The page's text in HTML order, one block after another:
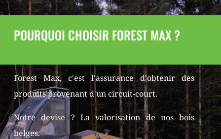
POURQUOI CHOISIR FOREST MAX ?
Forest Max, c'est l'assurance d'obtenir des
produits provenant d'un circuit-court.
Notre devise ? La valorisation de nos bois
belges.